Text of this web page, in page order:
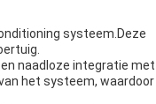
systeem.Deze
naadloze integratie met
het systeem, waardoor